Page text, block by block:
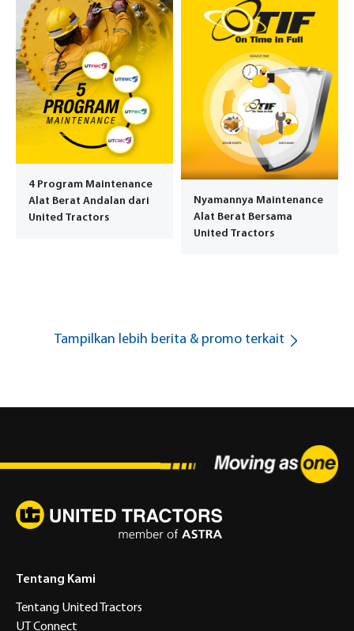
4 Program Maintenance
Alat Berat Andalan dari
United Tractors
Nyamannya Maintenance
Alat Berat Bersama
United Tractors
Tampilkan lebih berita & promo terkait
Tentang Kami
Tentang United Tractors
UT Connect